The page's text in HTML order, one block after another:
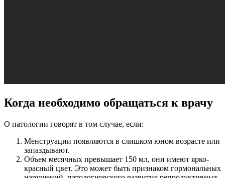
Когда необходимо обращаться к врачу
О патологии говорят в том случае, если:
Менструации появляются в слишком юном возрасте или
запаздывают.
Объем месячных превышает 150 мл, они имеют ярко-
красный цвет. Это может быть признаком гормональных